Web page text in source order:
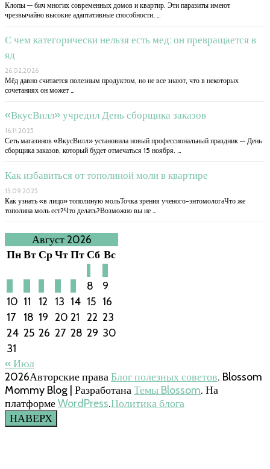
Клопы — бич многих современных домов и квартир. Эти паразиты имеют
чрезвычайно высокие адаптативные способности, …
С чем категорически нельзя есть мед: он превращается в
яд
26.02.2026
Мёд давно считается полезным продуктом, но не все знают, что в некоторых
сочетаниях он может …
«ВкусВилл» учредил День сборщика заказов
16.11.2025
Сеть магазинов «ВкусВилл» установила новый профессиональный праздник — День
сборщика заказов, который будет отмечаться 15 ноября. …
Как избавиться от тополиной моли в квартире
13.09.2025
Как узнать «в лицо» тополиную мольТочка зрения ученого-энтомологаЧто же
тополина моль ест?Что делать?Возможно вы не …
Август 2026
ПнВтСрЧтПтСб Вс
8
9
10 11 12 13 14 15 16
17
18 19 20 21 22 23
24 25 26 27 28 29 30
31
« Июл
2026Авторские праваБлог полезных советов. Blossom
Mommy Blog | РазработанаТемы Blossom. На
платформеWordPress.Политика блога
НАВЕРХ